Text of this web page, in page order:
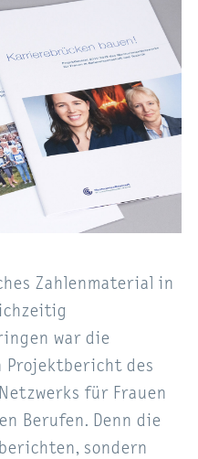
Zahlenmaterial in
war die
Projektbericht des
für Frauen
Berufen. Denn die
sondern